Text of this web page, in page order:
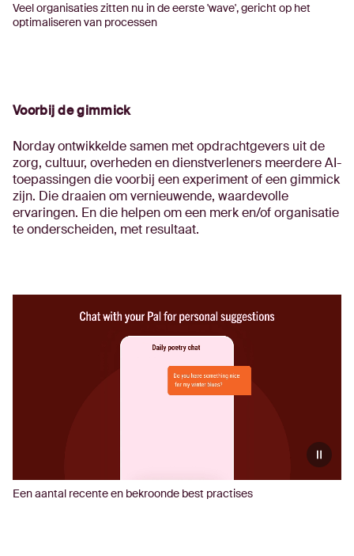
Veel organisaties zitten nu in de eerste 'wave', gericht op het
optimaliseren van processen
Voorbij de gimmick
Norday ontwikkelde samen met opdrachtgevers uit de
zorg, cultuur, overheden en dienstverleners meerdere AI-
toepassingen die voorbij een experiment of een gimmick
zijn. Die draaien om vernieuwende, waardevolle
ervaringen. En die helpen om een merk en/of organisatie
te onderscheiden, met resultaat.
Een aantal recente en bekroonde best practises